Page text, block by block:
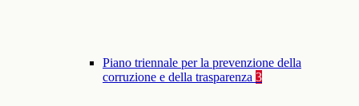
Piano triennale per la prevenzione della
corruzione e della trasparenza 3